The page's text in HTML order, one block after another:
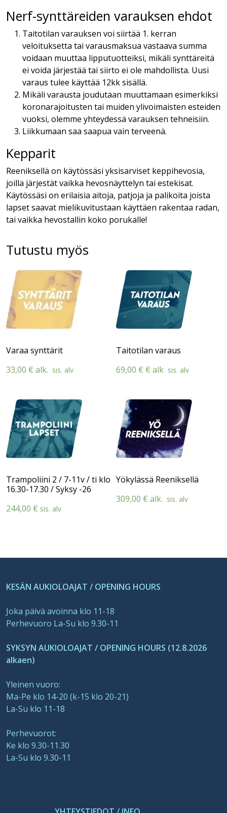
Nerf-synttäreiden varauksen ehdot
Taitotilan varauksen voi siirtää 1. kerran
veloituksetta tai varausmaksua vastaava summa
voidaan muuttaa lipputuotteiksi, mikäli synttäreitä
ei voida järjestää tai siirto ei ole mahdollista. Uusi
varaus tulee käyttää 12kk sisällä.
Mikäli varausta joudutaan muuttamaan esimerkiksi
koronarajoitusten tai muiden ylivoimaisten esteiden
vuoksi, olemme yhteydessä varauksen tehneisiin.
Liikkumaan saa saapua vain terveenä.
Kepparit
Reeniksellä on käytössäsi yksisarviset keppihevosia,
joilla järjestät vaikka hevosnäyttelyn tai estekisat.
Käytössäsi on erilaisia aitoja, patjoja ja palikoita joista
lapset saavat mielikuvitustaan käyttäen rakentaa radan,
tai vaikka hevostallin koko porukalle!
Tutustu myös
Varaa synttärit
33,00 € alk. sis. alv
Taitotilan varaus
69,00 € € alk sis. alv
Trampoliini 2 / 7-11v / ti klo
16.30-17.30 / Syksy -26
244,00 € sis. alv
Yökylässä Reeniksellä
309,00 € alk. sis. alv
KESÄN AUKIOLOAJAT / OPENING HOURS
Joka päivä avoinna klo 11-18
Perhevuoro La-Su klo 9.30-11
SYKSYN AUKIOLOAJAT / OPENING HOURS (12.8.2026
alkaen)
Yleinen vuoro:
Ma-Pe klo 14-20 (k-15 klo 20-21)
La-Su klo 11-18
Perhevuorot:
Ke klo 9.30-11.30
La-Su klo 9.30-11